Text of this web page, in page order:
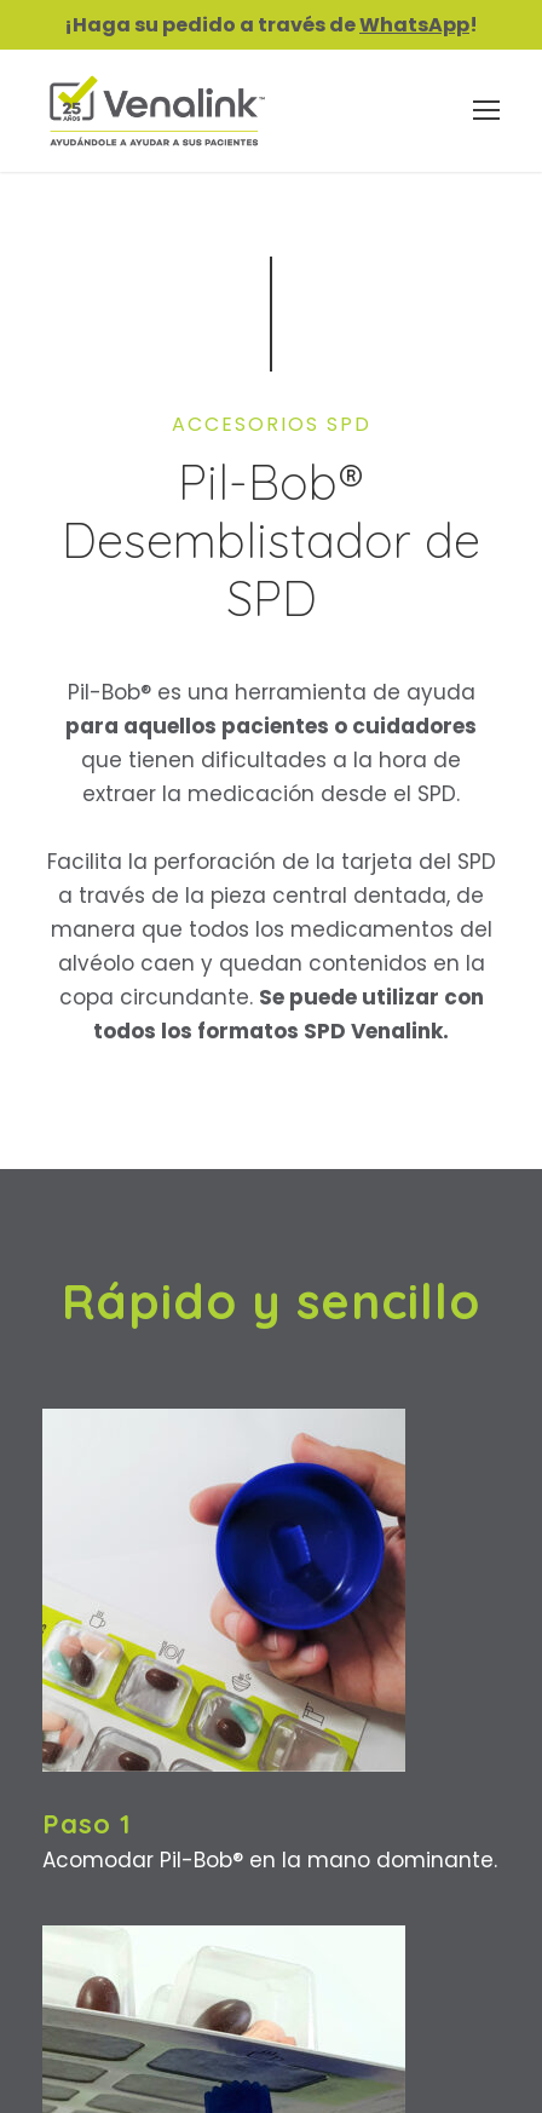
¡Haga su pedido a través deWhatsApp!
ACCESORIOS SPD
Pil-Bob®
Desemblistador de
SPD
Pil-Bob® es una herramienta de ayuda
para aquellos pacientes o cuidadores
que tienen dificultades a la hora de
extraer la medicación desde el SPD.
Facilita la perforación de la tarjeta del SPD
a través de la pieza central dentada, de
manera que todos los medicamentos del
alvéolo caen y quedan contenidos en la
copa circundante. Se puede utilizar con
todos los formatos SPD Venalink.
Rápido y sencillo
Paso 1
Acomodar Pil-Bob® en la mano dominante.